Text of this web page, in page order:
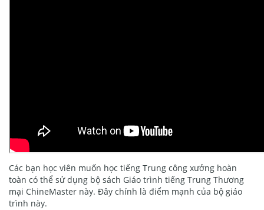
Các bạn học viên muốn học tiếng Trung công xưởng hoàn
toàn có thể sử dụng bộ sách Giáo trình tiếng Trung Thương
mại ChineMaster này. Đây chính là điểm mạnh của bộ giáo
trình này.